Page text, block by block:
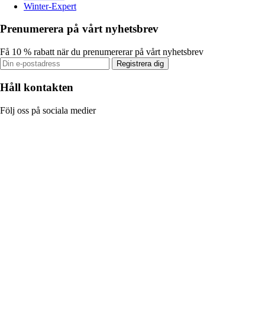
Winter-Expert
Prenumerera på vårt nyhetsbrev
Få 10 % rabatt när du prenumererar på vårt nyhetsbrev
Registrera dig
Håll kontakten
Följ oss på sociala medier